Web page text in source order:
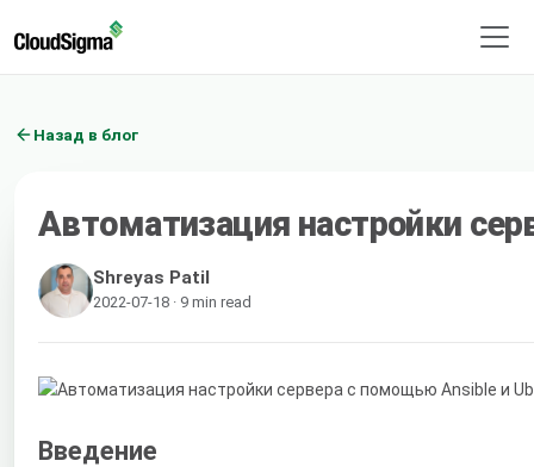
Назад в блог
Автоматизация настройки
Shreyas Patil
2022-07-18 · 9 min read
Введение